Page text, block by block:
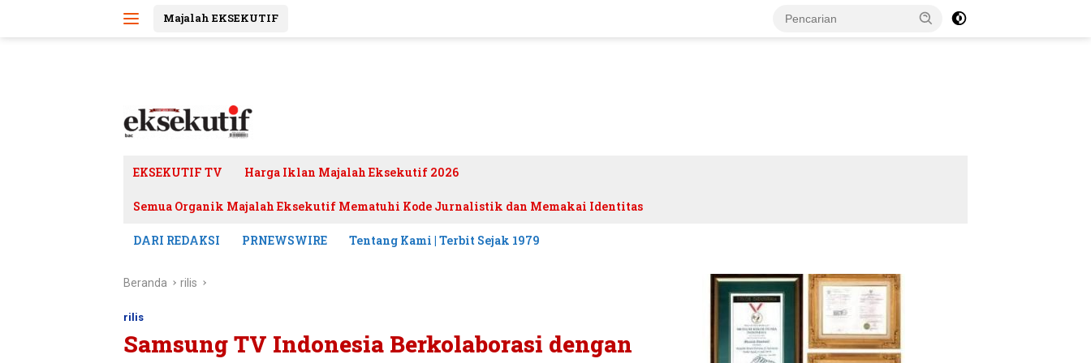
Majalah EKSEKUTIF
EKSEKUTIF TV Harga Iklan Majalah Eksekutif 2026
Semua Organik Majalah Eksekutif Mematuhi Kode Jurnalistik dan Memakai Identitas
DARI REDAKSI PRNEWSWIRE Tentang Kami | Terbit Sejak 1979
Beranda rilis
rilis
Samsung TV Indonesia Berkolaborasi dengan